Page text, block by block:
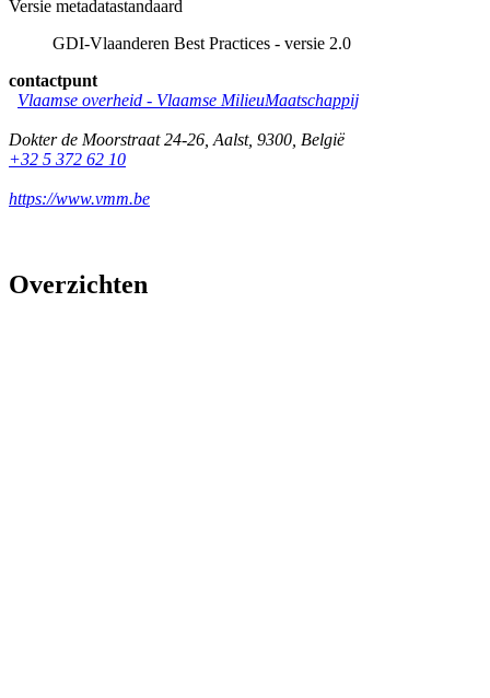
Versie metadatastandaard
GDI-Vlaanderen Best Practices - versie 2.0
contactpunt
Vlaamse overheid - Vlaamse MilieuMaatschappij
Dokter de Moorstraat 24-26 Aalst, 9300 België
+32 5 372 62 10
https://www.vmm.be
Overzichten